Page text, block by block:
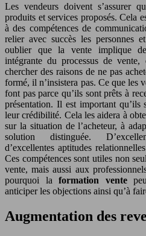
Les vendeurs doivent s’assurer
produits et services proposés. Cela
à des compétences de
relier avec succès les personnes
oublier que la vente implique
intégrante du processus de
chercher des raisons de ne pas
formé, il n’insistera pas. Ce que les
font pas parce qu’ils sont prêts à
présentation. Il est important qu’ils
leur crédibilité. Cela les aidera à
sur la situation de l’acheteur, à
solution distinguée.
d’excellentes aptitudes
Ces compétences sont utiles non
vente, mais aussi aux
pourquoi la formation vente
anticiper les objections ainsi qu’à
Augmentation des